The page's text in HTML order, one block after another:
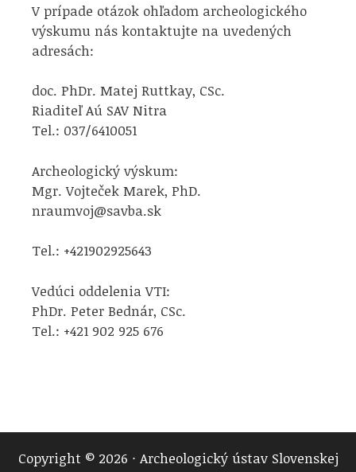
V prípade otázok ohľadom archeologického
výskumu nás kontaktujte na uvedených
adresách:
doc. PhDr. Matej Ruttkay, CSc.
Riaditeľ Aú SAV Nitra
Tel.: 037/6410051
Archeologický výskum:
Mgr. Vojteček Marek, PhD.
nraumvoj@savba.sk
Tel.: +421902925643
Vedúci oddelenia VTI:
PhDr. Peter Bednár, CSc.
Tel.: +421 902 925 676
Copyright © 2026 · Archeologický ústav Slovenskej